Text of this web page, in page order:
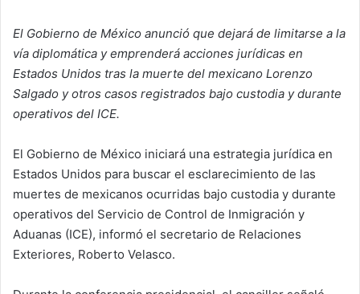
El Gobierno de México anunció que dejará de limitarse a la
vía diplomática y emprenderá acciones jurídicas en
Estados Unidos tras la muerte del mexicano Lorenzo
Salgado y otros casos registrados bajo custodia y durante
operativos del ICE.
El Gobierno de México iniciará una estrategia jurídica en
Estados Unidos para buscar el esclarecimiento de las
muertes de mexicanos ocurridas bajo custodia y durante
operativos del Servicio de Control de Inmigración y
Aduanas (ICE), informó el secretario de Relaciones
Exteriores, Roberto Velasco.